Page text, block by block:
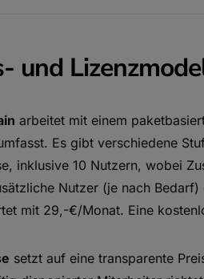
und
arbeitet mit einem
Es gibt verschiedene
inklusive 10 Nutzern, wobei
Nutzer (je nach
mit 29,-€/Monat. Eine
setzt auf eine transparente